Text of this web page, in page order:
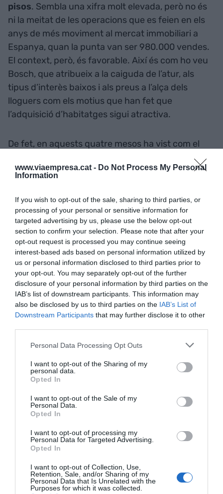
www.viaempresa.cat - Do Not Process My Personal
Information
If you wish to opt-out of the sale, sharing to third parties, or
processing of your personal or sensitive information for
targeted advertising by us, please use the below opt-out
section to confirm your selection. Please note that after your
opt-out request is processed you may continue seeing
interest-based ads based on personal information utilized by
us or personal information disclosed to third parties prior to
your opt-out. You may separately opt-out of the further
disclosure of your personal information by third parties on the
IAB’s list of downstream participants. This information may
also be disclosed by us to third parties on the IAB’s List of
Downstream Participants that may further disclose it to other
Personal Data Processing Opt Outs
I want to opt-out of the Sharing of my
personal data.
Opted In
I want to opt-out of the Sale of my
Personal Data.
Opted In
I want to opt-out of processing my
Personal Data for Targeted Advertising.
Opted In
I want to opt-out of Collection, Use,
Retention, Sale, and/or Sharing of my
Personal Data that Is Unrelated with the
Purposes for which it was collected.
pisos. Sembla una xifra molt elevada, però no és
ni la meitat de les operacions que es feien en els
anys de més moviment al mercat immobiliari a
Espanya, quan la punta van ser 980.000 vendes.
El context, però, és favorable. Així és com ho veu
Bosch, que atribueix a la caiguda de l’atur, als
tipus d’interès baixos i als preus a l’alça dels
lloguers com els motius que han fet que
l’adquisició d’habitatges sigui atractiva.
De fet, en aquests quatre mesos ha vist com el
comprador potencial ronda entre els 35 i els 40
anys i és un llogater cansatde veure com amb la
hipoteca. “Són persones que viuen de lloguer i
que de cop i volta han vist que els hanapujat el
preu 200 o 300 euros. Veuen que amb això
podrien pagar el seu propi pis i decideixen fer el
pas”, comenta. Així, augura que el nombre de
15.000 pisos venuts a Barcelona el 2016anirà a
l’alça, essent el Poblenou i l’Eixample les zones on
menys triguen els immobles a ser adquirits.
“Les agències tradicionals
s’especialitzaran com ho
van fer les de viatges”
sector immobiliari al món digital. “Les agències
tradicionals s’especialitzaran com ho van fer les
de viatges”, compara el cofundador, “ara un bitllet
d’avió el compres per Internet i busques un
planificar el viatge de noces;amb l’habitatge
veurem agències d’alt standing , de masies... de